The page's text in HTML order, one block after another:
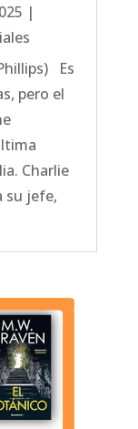
|
Es
pero el
Charlie
su jefe,